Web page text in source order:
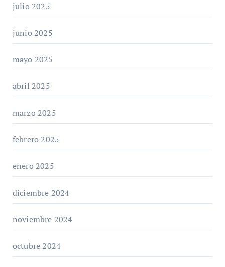
julio 2025
junio 2025
mayo 2025
abril 2025
marzo 2025
febrero 2025
enero 2025
diciembre 2024
noviembre 2024
octubre 2024